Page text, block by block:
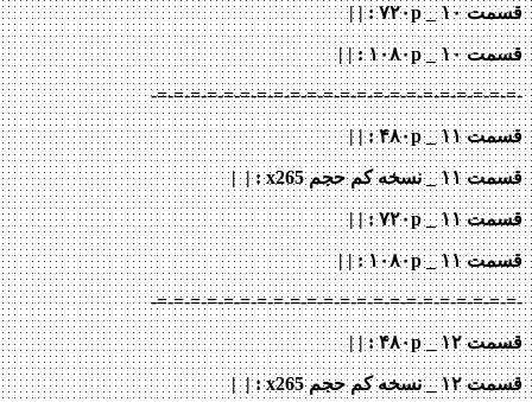
قسمت ۱۰ _ ۷۲۰p : | |
قسمت ۱۰ _ ۱۰۸۰p
: | |
-=-=-=-=-=-=-=-=-=-=-=-=-=-=-=-=-=-=-=-=-=-=-
قسمت ۱۱ _ ۴۸۰p : | |
قسمت ۱۱ _ نسخه کم حجم x265 : | |
قسمت ۱۱ _ ۷۲۰p : | |
قسمت ۱۱ _ ۱۰۸۰p
: | |
-=-=-=-=-=-=-=-=-=-=-=-=-=-=-=-=-=-=-=-=-=-=-
قسمت ۱۲ _ ۴۸۰p : | |
قسمت ۱۲ _ نسخه کم حجم x265 : | |